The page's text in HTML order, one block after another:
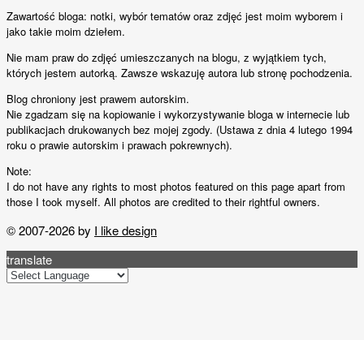
Zawartość bloga: notki, wybór tematów oraz zdjęć jest moim wyborem i
jako takie moim dziełem.
Nie mam praw do zdjęć umieszczanych na blogu, z wyjątkiem tych,
których jestem autorką. Zawsze wskazuję autora lub stronę pochodzenia.
Blog chroniony jest prawem autorskim.
Nie zgadzam się na kopiowanie i wykorzystywanie bloga w internecie lub
publikacjach drukowanych bez mojej zgody. (Ustawa z dnia 4 lutego 1994
roku o prawie autorskim i prawach pokrewnych).
Note:
I do not have any rights to most photos featured on this page apart from
those I took myself. All photos are credited to their rightful owners.
© 2007-2026 by I like design
translate